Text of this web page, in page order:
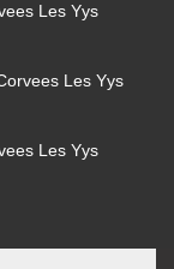
Les Yys
Les Yys
Les Yys